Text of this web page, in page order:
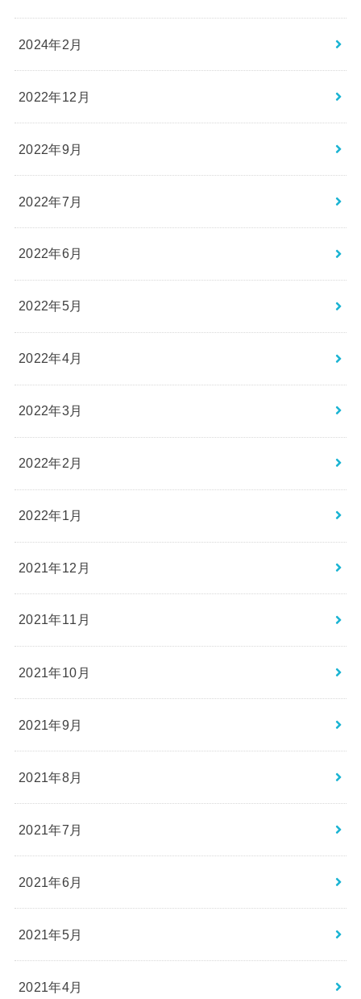
2024年2月
2022年12月
2022年9月
2022年7月
2022年6月
2022年5月
2022年4月
2022年3月
2022年2月
2022年1月
2021年12月
2021年11月
2021年10月
2021年9月
2021年8月
2021年7月
2021年6月
2021年5月
2021年4月